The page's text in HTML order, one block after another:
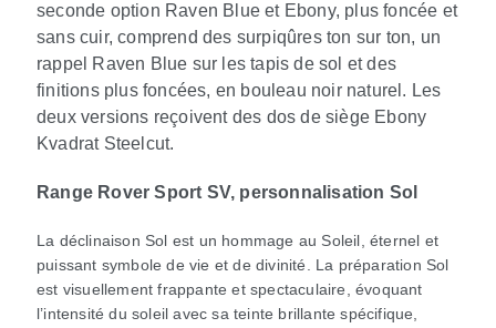
seconde option Raven Blue et Ebony, plus foncée et
sans cuir, comprend des surpiqûres ton sur ton, un
rappel Raven Blue sur les tapis de sol et des
finitions plus foncées, en bouleau noir naturel. Les
deux versions reçoivent des dos de siège Ebony
Kvadrat Steelcut.
Range Rover Sport SV, personnalisation Sol
La déclinaison Sol est un hommage au Soleil, éternel et
puissant symbole de vie et de divinité. La préparation Sol
est visuellement frappante et spectaculaire, évoquant
l’intensité du soleil avec sa teinte brillante spécifique,